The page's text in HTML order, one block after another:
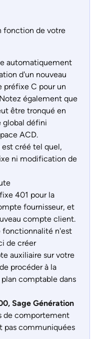
fonction de votre
automatiquement
d'un nouveau
préfixe C pour un
également que
être tronqué en
global défini
ACD.
créé tel quel,
ni modification de
401 pour la
fournisseur, et
compte client.
fonctionnalité n'est
de créer
auxiliaire sur votre
procéder à la
comptable dans
Sage Génération
de comportement
pas communiquées